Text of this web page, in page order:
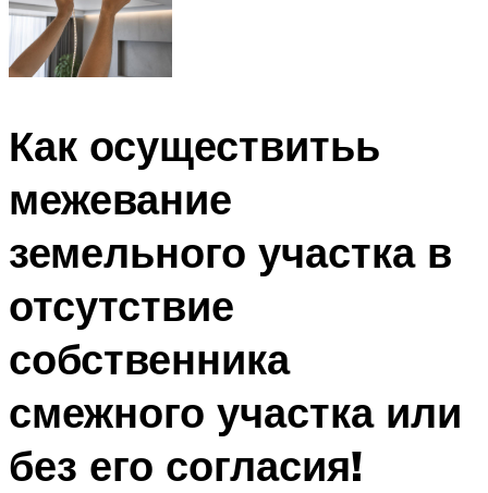
Как осуществитьь
межевание
земельного участка в
отсутствие
собственника
смежного участка или
без его согласия!